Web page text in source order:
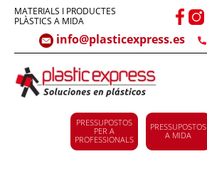
MATERIALS I PRODUCTES
PLÀSTICS A MIDA
info@plasticexpress.es
PRESSUPOSTOS
PER A
PROFESSIONALS
PRESSUPOSTOS
A MIDA